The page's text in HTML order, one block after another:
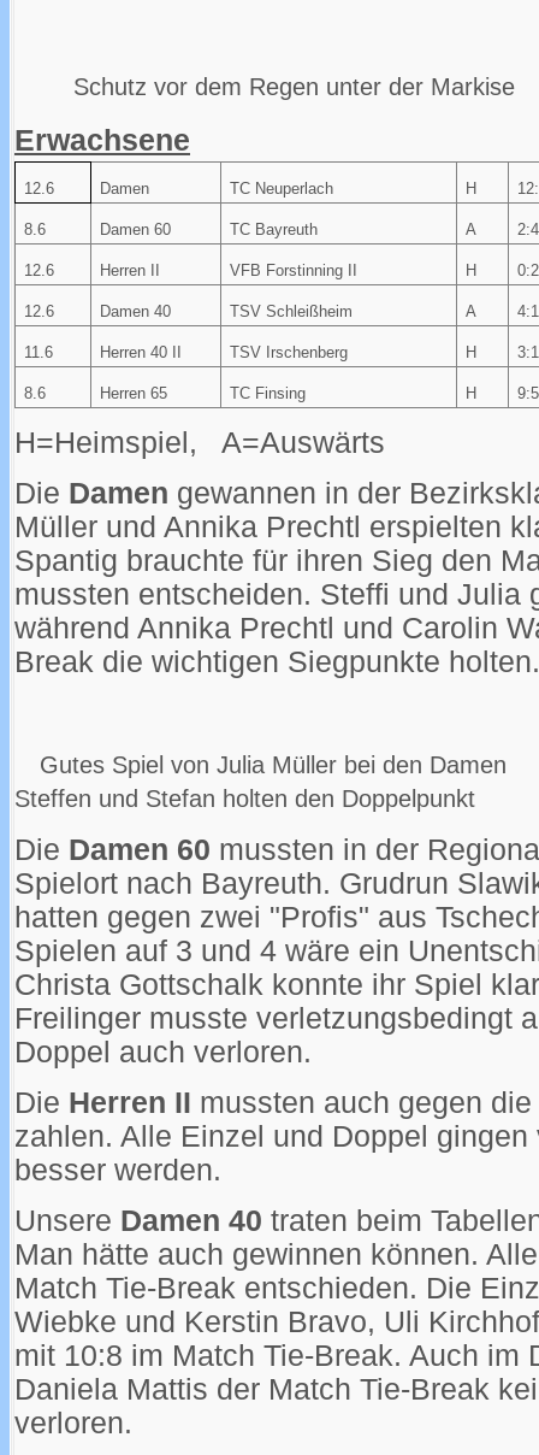
Schutz vor dem Regen unter der Markise
Erwachsene
12.6 Damen TC Neuperlach H
8.6 Damen 60 TC Bayreuth A 2:4
12.6 Herren II VFB Forstinning II H
12.6 Damen 40 TSV Schleißheim A
11.6 Herren 40 II TSV Irschenberg H
8.6 Herren 65 TC Finsing H 9:5
H=Heimspiel, A=Auswärts
Die Damen gewannen in der
Müller und Annika Prechtl erspielten
Spantig brauchte für ihren Sieg den
mussten entscheiden. Steffi und Julia
während Annika Prechtl und Carolin
Break die wichtigen Siegpunkte holten.
Gutes Spiel von Julia Müller
Steffen und Stefan holten den Doppelpunkt
Die Damen 60 mussten in der
Spielort nach Bayreuth. Grudrun
hatten gegen zwei "Profis" aus
Spielen auf 3 und 4 wäre ein
Christa Gottschalk konnte ihr Spiel
Freilinger musste verletzungsbedingt
Doppel auch verloren.
Die Herren II mussten auch gegen
zahlen. Alle Einzel und Doppel
besser werden.
Unsere Damen 40 traten beim
Man hätte auch gewinnen können.
Match Tie-Break entschieden. Die
Wiebke und Kerstin Bravo, Uli
mit 10:8 im Match Tie-Break. Auch im
Daniela Mattis der Match Tie-Break
verloren.